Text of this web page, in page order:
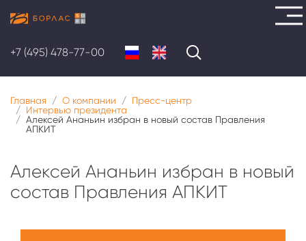
основному
содержанию
+7 (495) 478-77-00
Главная О компании
Пресс-центр
Интервью президента
Алексей Ананьин избран в новый состав Правления
АПКИТ
Алексей Ананьин избран в новый
состав Правления АПКИТ